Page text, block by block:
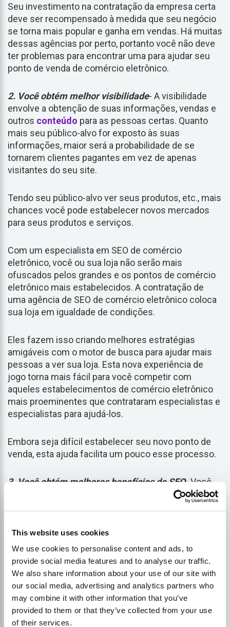
This website uses cookies
We use cookies to personalise content and ads, to
provide social media features and to analyse our traffic.
We also share information about your use of our site with
our social media, advertising and analytics partners who
may combine it with other information that you’ve
provided to them or that they’ve collected from your use
of their services.
Seu investimento na contratação da empresa certa
deve ser recompensado à medida que seu negócio
se torna mais popular e ganha em vendas. Há muitas
dessas agências por perto, portanto você não deve
ter problemas para encontrar uma para ajudar seu
ponto de venda de comércio eletrônico.
2. Você obtém melhor visibilidade- A visibilidade
envolve a obtenção de suas informações, vendas e
outros conteúdo para as pessoas certas. Quanto
mais seu público-alvo for exposto às suas
informações, maior será a probabilidade de se
tornarem clientes pagantes em vez de apenas
visitantes do seu site.
Tendo seu público-alvo ver seus produtos, etc., mais
chances você pode estabelecer novos mercados
para seus produtos e serviços.
Com um especialista em SEO de comércio
eletrônico, você ou sua loja não serão mais
ofuscados pelos grandes e os pontos de comércio
eletrônico mais estabelecidos. A contratação de
uma agência de SEO de comércio eletrônico coloca
sua loja em igualdade de condições.
Eles fazem isso criando melhores estratégias
amigáveis com o motor de busca para ajudar mais
pessoas a ver sua loja. Esta nova experiência de
jogo torna mais fácil para você competir com
aqueles estabelecimentos de comércio eletrônico
mais proeminentes que contrataram especialistas e
especialistas para ajudá-los.
Embora seja difícil estabelecer seu novo ponto de
venda, esta ajuda facilita um pouco esse processo.
3. Você obtém melhores benefícios de SEO- Você
estratégia
para garantir que você possa colher todos os
empresa está contido nele. No entanto, as
possibilidades podem ser ilimitadas se você não
estiver procurando ganhar dinheiro rápido e sair do
mercado. jogo
Para ser um sucesso e ter os lucros que você
espera obter, você precisa dar tempo para que suas
novas estratégias de SEO funcionem. Você precisa